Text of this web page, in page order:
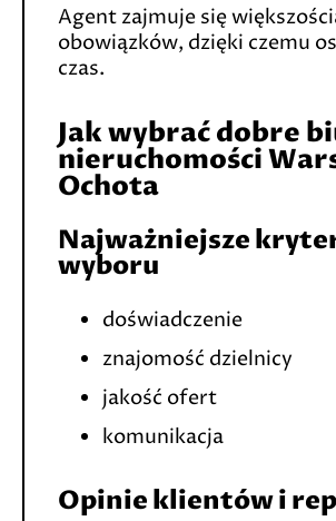
Agent zajmuje się
obowiązków, dzięki czemu
czas.
Jak wybrać dobre
nieruchomości
Ochota
Najważniejsze
wyboru
doświadczenie
znajomość dzielnicy
jakość ofert
komunikacja
Opinie klientów i